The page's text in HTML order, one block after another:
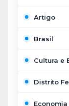
Artigo
Brasil
Cultura e
Distrito
Economia